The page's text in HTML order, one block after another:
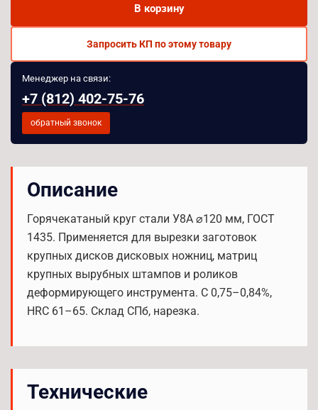
В корзину
Запросить КП по этому товару
Менеджер на связи:
+7 (812) 402-75-76
обратный звонок
Описание
Горячекатаный круг стали У8А ⌀120 мм, ГОСТ
1435. Применяется для вырезки заготовок
крупных дисков дисковых ножниц, матриц
крупных вырубных штампов и роликов
деформирующего инструмента. C 0,75–0,84%,
HRC 61–65. Склад СПб, нарезка.
Технические